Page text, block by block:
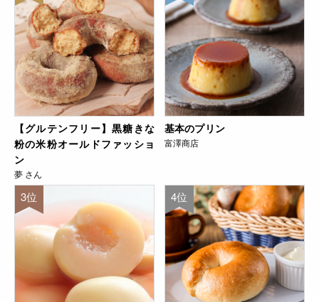
【グルテンフリー】黒糖きな
粉の米粉オールドファッショ
ン
夢 さん
基本のプリン
富澤商店
3位 4位